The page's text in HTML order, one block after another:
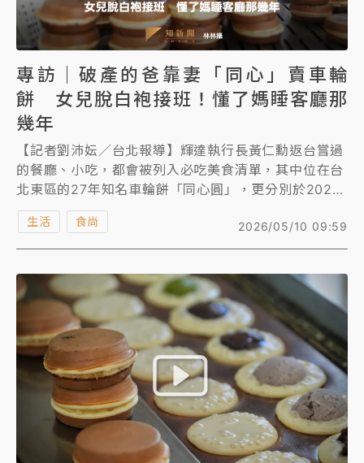
專訪｜破產的爸靠妻「同心」賣車輪
餅 女兒脫白袍接班！懂了媽睡客廳那
幾年
【記者劉沛妘／台北報導】輝達執行長黃仁勳返台嘗過
的餐廳、小吃，都會被列入必吃美食清單，其中位在台
北東區的27年知名車輪餅「同心圓」，更分別於2024
年5月、2026年2月被他指定購買。
事實上，創立於1999年的「同心圓」是對夫妻因家中
運的，開幕2年後遇上精品百貨開幕、東區商圈蓬勃發
展，迅速成為排隊名店，現在由女兒接班經營。
《知新聞》專訪到二代老闆陳力瑜，原在嘉義長庚醫院
擔任檢驗師的她，在25歲那年脫下白袍，決定回家幫爸
媽，她說，「沒有這間店的營收，我可能沒辦法念大
學，所以我很感謝有這間店，我才能到今天」。
2026/05/10 09:59
生活 食尚